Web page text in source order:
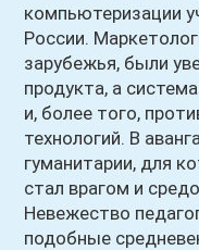
компьютеризации
России.
зарубежья, были
продукта, а
и, более того,
технологий. В
гуманитарии, для
стал врагом и
Невежество
подобные